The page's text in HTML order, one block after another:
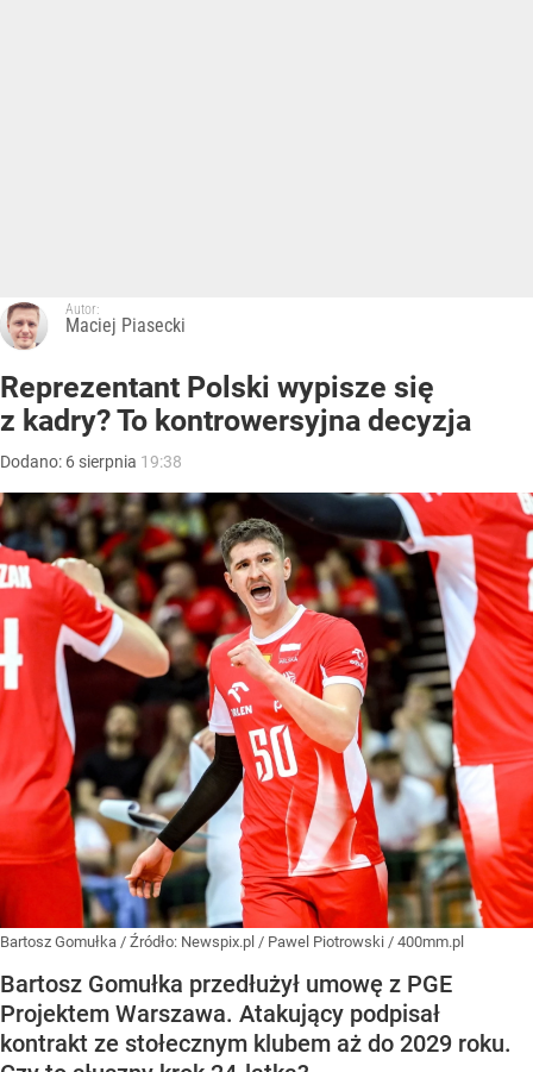
Autor:
Maciej Piasecki
Reprezentant Polski wypisze się
z kadry? To kontrowersyjna decyzja
Dodano: 6 sierpnia 19:38
Bartosz Gomułka / Źródło: Newspix.pl / Pawel Piotrowski / 400mm.pl
Bartosz Gomułka przedłużył umowę z PGE
Projektem Warszawa. Atakujący podpisał
kontrakt ze stołecznym klubem aż do 2029 roku.